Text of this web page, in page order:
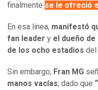
finalmente se le ofreció
En esa línea, manifestó
fan leader y el dueño
de los ocho estadios del
Sin embargo, Fran MG
manos vacías, dado que